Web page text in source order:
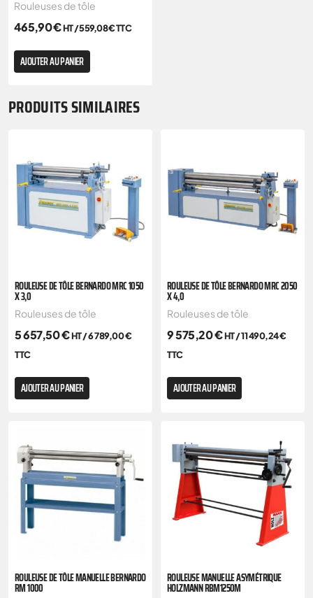
Rouleuses de tôle
465,90€HT /559,08€TTC
AJOUTER AU PANIER
PRODUITS SIMILAIRES
ROULEUSE DE TÔLE BERNARDO MRC 1050
X 3,0
Rouleuses de tôle
5 657,50€HT /6 789,00€
TTC
AJOUTER AU PANIER
ROULEUSE DE TÔLE BERNARDO MRC 2050
X 4,0
Rouleuses de tôle
9 575,20€HT /11 490,24€
TTC
AJOUTER AU PANIER
ROULEUSE DE TÔLE MANUELLE BERNARDO
RM 1000
ROULEUSE MANUELLE ASYMÉTRIQUE
HOLZMANN RBM1250M